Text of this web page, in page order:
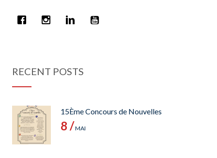
RECENT POSTS
15Ème Concours de Nouvelles
8 /MAI